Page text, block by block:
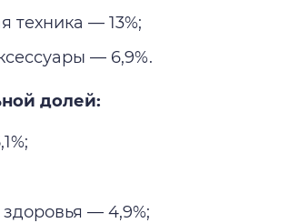
техника — 13%;
— 6,9%.
долей:
— 4,9%;